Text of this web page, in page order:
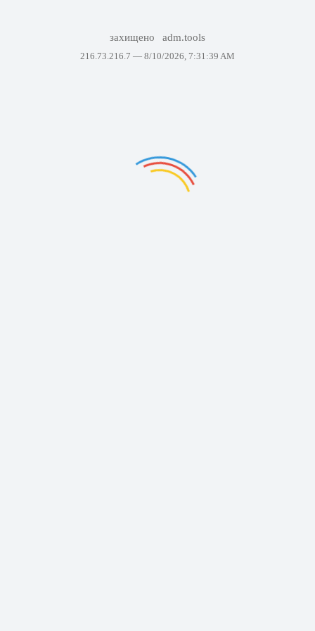
захищено adm.tools
216.73.216.7 — 8/10/2026, 7:31:39 AM